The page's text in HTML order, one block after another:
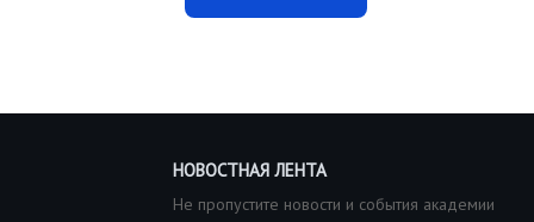
НОВОСТНАЯ ЛЕНТА
Не пропустите новости и события академии